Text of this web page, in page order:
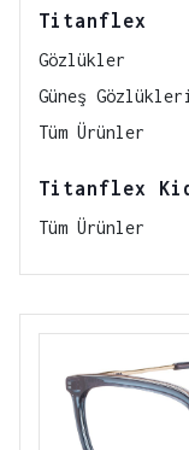
Titanflex
Gözlükler
Güneş Gözlükleri
Tüm Ürünler
Titanflex
Tüm Ürünler